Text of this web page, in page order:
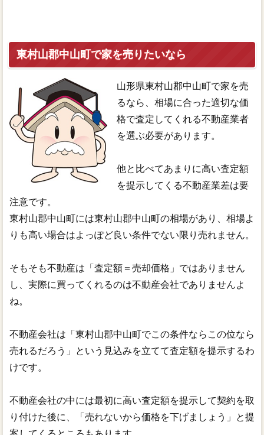
東村山郡中山町で家を売りたいなら
山形県東村山郡中山町で家を売
るなら、相場に合った適切な価
格で査定してくれる不動産業者
を選ぶ必要があります。
他と比べてあまりに高い査定額
を提示してくる不動産業差は要
注意です。
東村山郡中山町には東村山郡中山町の相場があり、相場よ
りも高い場合はよっぽど良い条件でない限り売れません。
そもそも不動産は「査定額＝売却価格」ではありません
し、実際に買ってくれるのは不動産会社でありませんよ
ね。
不動産会社は「東村山郡中山町でこの条件ならこの位なら
売れるだろう」という見込みを立てて査定額を提示するわ
けです。
不動産会社の中には最初に高い査定額を提示して契約を取
り付けた後に、「売れないから価格を下げましょう」と提